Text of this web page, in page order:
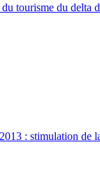
tourisme du delta
: stimulation de